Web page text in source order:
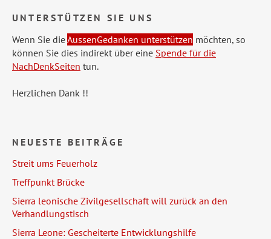
UNTERSTÜTZEN SIE UNS
Wenn Sie dieAussenGedanken unterstützen möchten, so
können Sie dies indirekt über eine Spende für die
NachDenkSeiten tun.
Herzlichen Dank !!
NEUESTE BEITRÄGE
Streit ums Feuerholz
Treffpunkt Brücke
Sierra leonische Zivilgesellschaft will zurück an den
Verhandlungstisch
Sierra Leone: Gescheiterte Entwicklungshilfe